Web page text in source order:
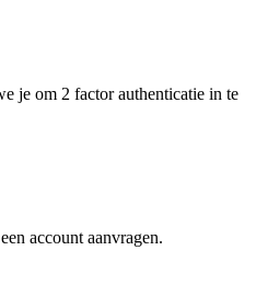
je om 2 factor authenticatie in te
account aanvragen.